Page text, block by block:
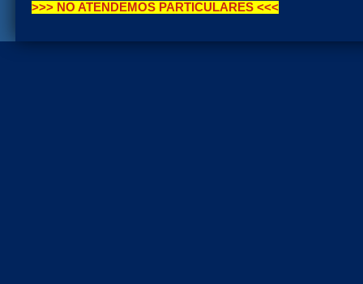
>>> NO ATENDEMOS PARTICULARES <<<